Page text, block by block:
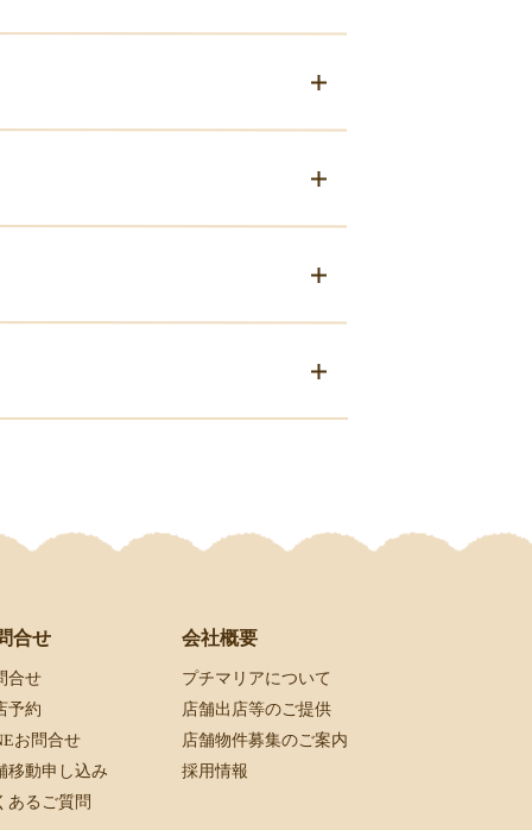
合せ
合せ
予約
お問合せ
移動申し込み
あるご質問
会社概要
プチマリアについて
店舗出店等のご提供
店舗物件募集のご案内
採用情報